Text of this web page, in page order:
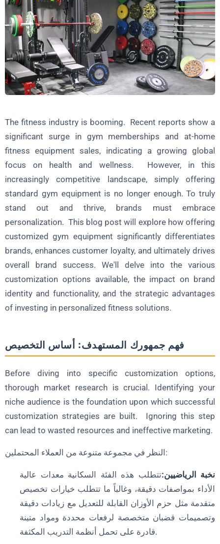
تأثير الجماليات: هوية العلامة التجارية من خلال التصميم
تعزيز الأداء الوظيفي: تكييف المعدات مع أنماط التدريب
القيمة المقترحة للتخصيص: تبرير الاستثمار
بناء الولاء للعلامة التجارية من خلال التجارب الشخصية
دور التكنولوجيا في معدات الصالة الرياضية المخصصة
قسم المكافآت: قائمة مراجعة التخصيص للعلامات التجارية
The fitness industry is booming. Recent reports show a
significant surge in gym memberships and at-home
fitness equipment sales, indicating a growing global
focus on health and wellness. However, in this
increasingly competitive landscape, simply offering
standard gym equipment is no longer enough. To truly
stand out and thrive, brands must embrace
personalization. This blog post will explore how offering
customized gym equipment significantly differentiates
brands, enhances customer loyalty, and ultimately drives
overall brand success. We'll delve into the various
customization options available, the impact on brand
identity and functionality, and the strategic advantages
of investing in personalized fitness solutions.
فهم جمهورك المستهدف: أساس التخصيص
Before diving into specific customization options,
thorough market research is crucial. Identifying your
niche audience is the foundation upon which successful
customization strategies are built. Ignoring this step
can lead to wasted resources and ineffective marketing.
النظر في مجموعة متنوعة من العملاء المحتملين:
نخبة الرياضيين:تتطلب هذه الفئة السكانية معدات عالية
الأداء بمواصفات دقيقة، وغالباً ما تتطلب خيارات تخصيص
متقدمة مثل حزم الأوزان القابلة للتعديل مع زيادات دقيقة
وتصميمات قضبان متخصصة لرفعات محددة ومواد متينة
قادرة على تحمل أنظمة التدريب المكثفة.